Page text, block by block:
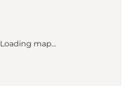
Loading map...